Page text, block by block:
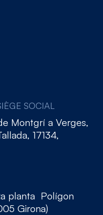
SOCIAL
Montgrí a Verges,
17134,
planta Polígon
Girona)